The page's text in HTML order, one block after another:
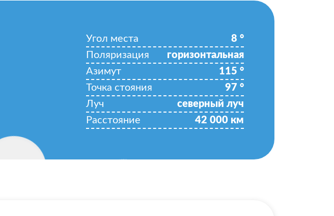
Угол места 8 °
Поляризация
горизонтальная
Азимут
115 °
Точка стояния
97 °
Луч
северный луч
Расстояние
42 000 км